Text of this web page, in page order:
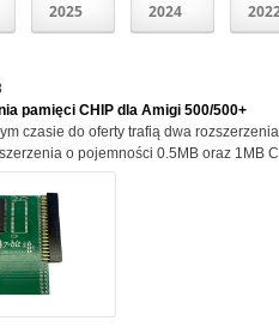
2025 2024
pamięci CHIP dla Amigi 500/500+
czasie do oferty trafią dwa
o pojemności 0.5MB oraz 1MB